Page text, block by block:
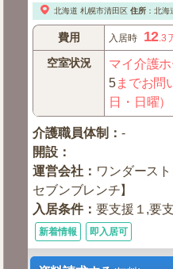
北海道 札幌市清田区 住所： 北海
費用 入居時 12 .3
空室状況 マイ介護
5までお問
日・日曜）
介護職員体制 ：-
開設 ：
運営会社 ： ワンダース
セブンブレンチ】
入居条件：要支援１,要
新着情報 即入居可